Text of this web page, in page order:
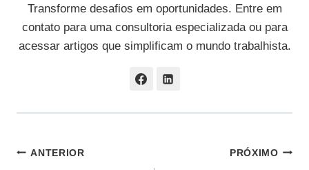
Transforme desafios em oportunidades. Entre em
contato para uma consultoria especializada ou para
acessar artigos que simplificam o mundo trabalhista.
Navegação
ANTERIOR PRÓXIMO